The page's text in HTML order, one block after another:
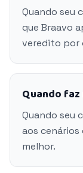
Quando seu
que Braavo
veredito por
Quando
Quando seu
aos cenários
melhor.